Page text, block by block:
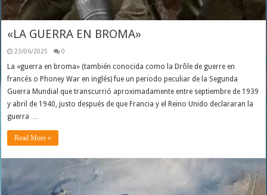
«LA GUERRA EN BROMA»
23/06/2025 0
La «guerra en broma» (también conocida como la Drôle de guerre en
francés o Phoney War en inglés) fue un periodo peculiar de la Segunda
Guerra Mundial que transcurrió aproximadamente entre septiembre de 1939
y abril de 1940, justo después de que Francia y el Reino Unido declararan la
guerra …
Read More »